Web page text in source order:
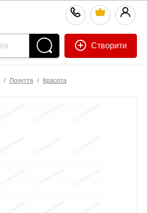
Створити
/ Почуття / Красота